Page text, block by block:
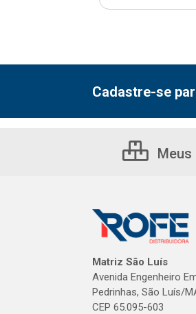
Cadastre-se
Meus
Matriz São Luís
Avenida Engenheiro
Pedrinhas, São Luís/
CEP 65.095-603